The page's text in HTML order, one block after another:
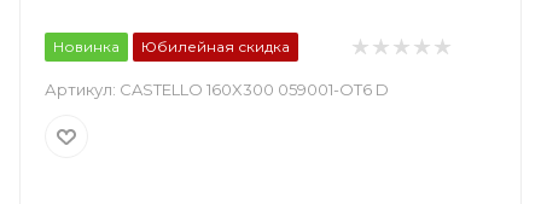
Новинка Юбилейная скидка
Артикул: CASTELLO 160X300 059001-OT6 D